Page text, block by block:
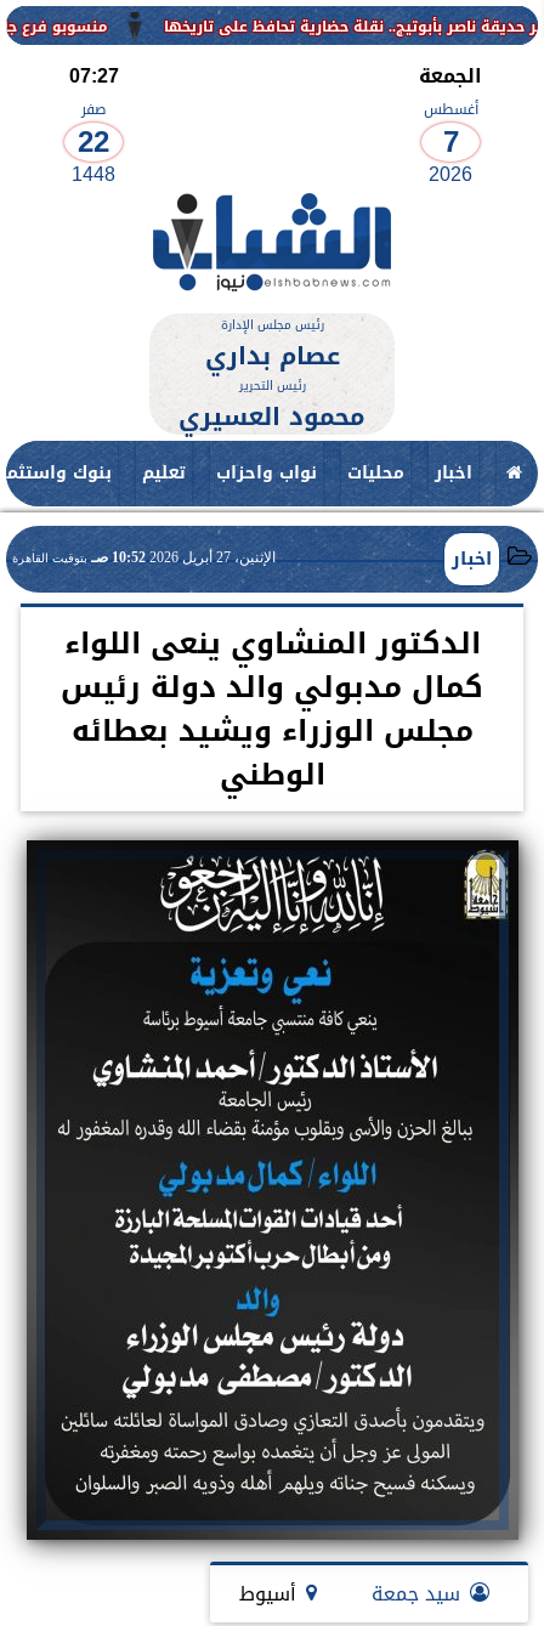
منسوبو فرع جامعة الأزهر
الجمعة
أغسطس
7
2026
07:27
صفر
22
1448
رئيس مجلس الإدارة
عصام بداري
رئيس التحرير
محمود العسيري
اخبار محليات نواب واحزاب تعليم بنوك
اخبار الإثنين، 27 أبريل 2026 10:52 صـ بتوقيت القاهرة
الدكتور المنشاوي ينعى اللواء
كمال مدبولي والد دولة رئيس
مجلس الوزراء ويشيد بعطائه
الوطني
سيد جمعة أسيوط